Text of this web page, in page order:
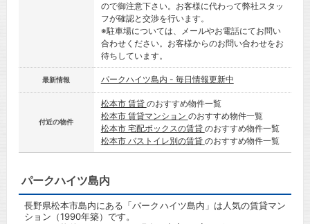
ので御注意下さい。お客様に代わって弊社スタッ
フが確認と交渉を行います。
※駐車場については、メールやお電話にてお問い
合わせください。お客様からのお問い合わせをお
待ちしています。
最新情報 パークハイツ島内 - 毎日情報更新中
付近の物件
松本市 賃貸 のおすすめ物件一覧
松本市 賃貸マンション のおすすめ物件一覧
松本市 宅配ボックスの賃貸 のおすすめ物件一覧
松本市 バストイレ別の賃貸 のおすすめ物件一覧
パークハイツ島内
長野県松本市島内にある「パークハイツ島内」は人気の賃貸マン
ション（1990年築）です。